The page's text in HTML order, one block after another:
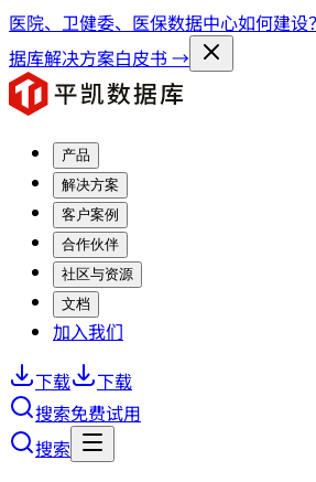
医院、卫健委、医保数据中心如何建
据库解决方案白皮书 →
产品
解决方案
客户案例
合作伙伴
社区与资源
文档
加入我们
下载
下载
搜索免费试用
搜索